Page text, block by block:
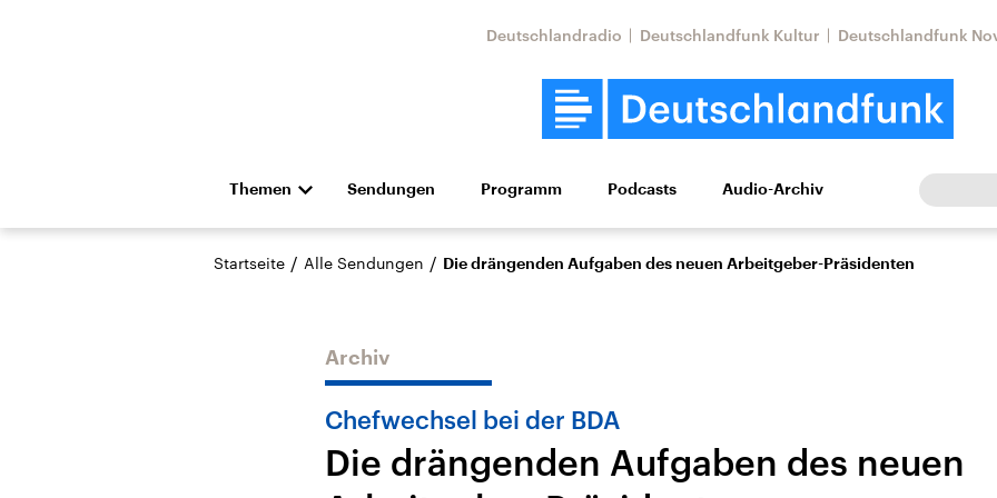
Deutschlandradio Deutschlandfunk Kultur Deutschlandfunk
Themen
Die Nachrichten Politik Wirtschaft Wissen Kultur Europa
Hörspiel und Feature Musik
Nahostkonflikt
Aktuelle Lage und
Iran
Aktuelle Lage und
Faktenchecks
Sendungen Programm Podcasts Audio-Archiv
Startseite / Alle Sendungen / Die drängenden Aufgaben des neuen Arbeitgeber-Präsidenten
Archiv
Chefwechsel bei der BDA
Die drängenden Aufgaben des neuen